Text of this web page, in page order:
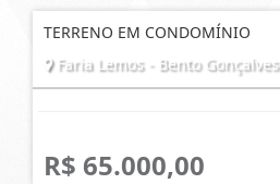
TERRENO EM CONDOMÍNIO
Faria Lemos - Bento Gonçalves
R$ 65.000,00